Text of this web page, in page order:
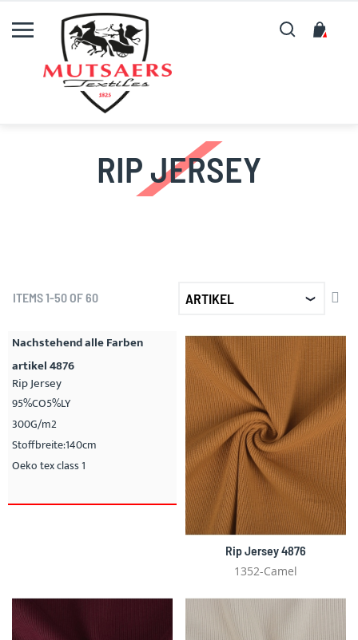
Suche
RIP JERSEY
ITEMS1-50OF60
Nachstehend alle Farben
artikel 4876
Rip Jersey
95%CO5%LY
300G/m2
Stoffbreite:140cm
Oeko tex class 1
Rip Jersey 4876
1352-Camel